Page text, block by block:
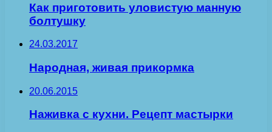
Как приготовить уловистую манную
болтушку
24.03.2017
Народная, живая прикормка
20.06.2015
Наживка с кухни. Рецепт мастырки